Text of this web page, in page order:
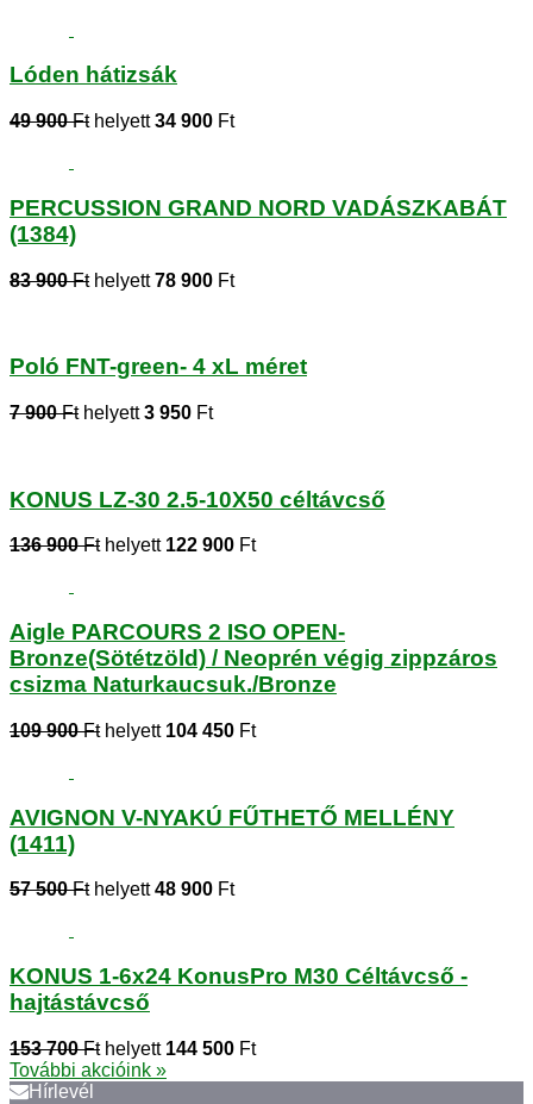
Lóden hátizsák
49 900 Fthelyett34 900 Ft
PERCUSSION GRAND NORD VADÁSZKABÁT
(1384)
83 900 Fthelyett78 900 Ft
Poló FNT-green- 4 xL méret
7 900 Fthelyett3 950 Ft
KONUS LZ-30 2.5-10X50 céltávcső
136 900 Fthelyett 122 900 Ft
Aigle PARCOURS 2 ISO OPEN-
Bronze(Sötétzöld) / Neoprén végig zippzáros
csizma Naturkaucsuk./Bronze
109 900 Fthelyett 104 450 Ft
AVIGNON V-NYAKÚ FŰTHETŐ MELLÉNY
(1411)
57 500 Fthelyett48 900 Ft
KONUS 1-6x24 KonusPro M30 Céltávcső -
hajtástávcső
153 700 Fthelyett 144 500 Ft
További akcióink »
Hírlevél